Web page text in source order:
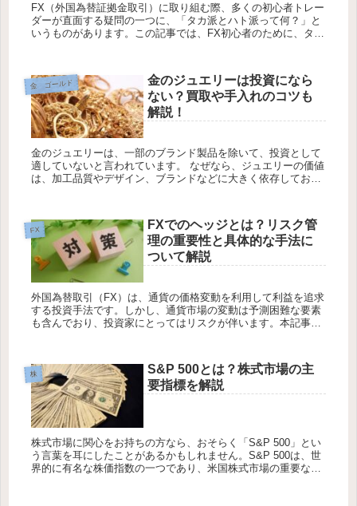
FX（外国為替証拠金取引）に取り組む際、多くの初心者トレー
ダーが直面する疑問の一つに、「タカ派とハト派って何？」と
いうものがあります。この記事では、FX初心者のために、タカ
金 ゴールド
金のジュエリーは投資になら
ない？買取や手入れのコツも
解説！
金のジュエリーは、一部のブランド製品を除いて、投資として
適していないと言われています。 なぜなら、ジュエリーの価値
は、加工品質やデザイン、ブランドなどに大きく依存してお
FX
FXでのヘッジとは？リスク管
理の重要性と具体的な手法に
ついて解説
外国為替取引（FX）は、通貨の価格変動を利用して利益を追求
する投資手法です。しかし、通貨市場の変動は予測困難な要素
も含んでおり、投資家にとってはリスクが伴います。本記事で
株
S&P 500とは？株式市場の主
要指標を解説
株式市場に関心をお持ちの方なら、おそらく「S&P 500」とい
う言葉を耳にしたことがあるかもしれません。S&P 500は、世
界的に有名な株価指数の一つであり、米国株式市場の重要な指